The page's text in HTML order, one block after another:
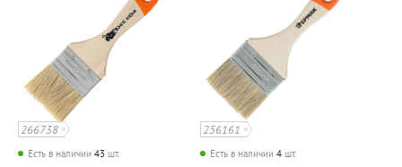
266738
Есть в наличии 43 шт.
256161
Есть в наличии 4 шт.